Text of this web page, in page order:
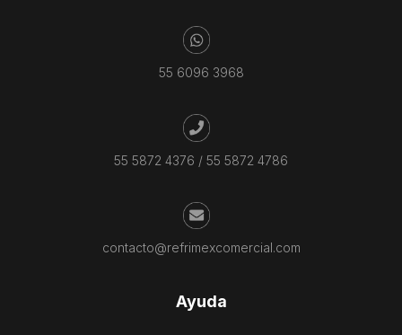
55 6096 3968
55 5872 4376 / 55 5872 4786
contacto@refrimexcomercial.com
Ayuda